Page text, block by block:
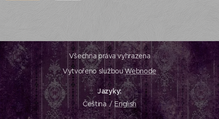
Všechna práva vyhrazena
Vytvořeno službouWebnode
Jazyky
Čeština
English